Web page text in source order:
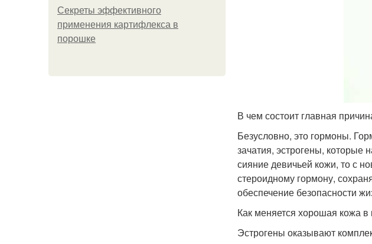
Секреты эффективного
применения картифлекса в
порошке
В чем состоит главная
Безусловно, это гормоны.
зачатия, эстрогены, которые
сияние девичьей кожи, то с
стероидному гормону,
обеспечение безопасности
Как меняется хорошая кожа
Эстрогены оказывают